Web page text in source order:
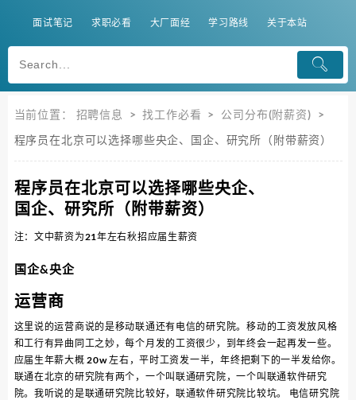
面试笔记 求职必看 大厂面经 学习路线 关于本站
当前位置： 招聘信息 >找工作必看 > 公司分布(附薪资) >
程序员在北京可以选择哪些央企、国企、研究所（附带薪资）
程序员在北京可以选择哪些央企、
国企、研究所（附带薪资）
注：文中薪资为21年左右秋招应届生薪资
国企&央企
运营商
这里说的运营商说的是移动联通还有电信的研究院。移动的工资发放风格
和工行有异曲同工之妙，每个月发的工资很少，到年终会一起再发一些。
应届生年薪大概 20w 左右，平时工资发一半，年终把剩下的一半发给你。
联通在北京的研究院有两个，一个叫联通研究院，一个叫联通软件研究
院。我听说的是联通研究院比较好，联通软件研究院比较坑。 电信研究院